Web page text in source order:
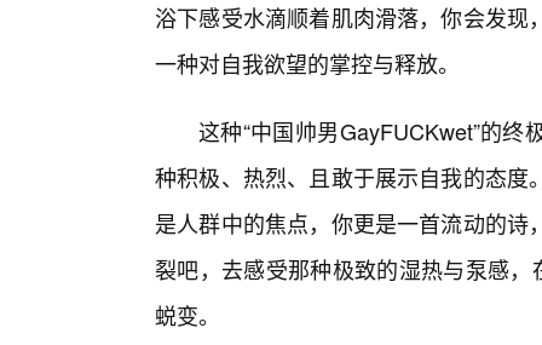
浴下感受水滴顺着肌肉滑落，你会发
一种对自我欲望的掌控与释放。
这种“中国帅男GayFUCKwet”的
种积极、热烈、且敢于展示自我的态
是人群中的焦点，你更是一首流动的
裂吧，去感受那种极致的湿热与泵感
蜕变。